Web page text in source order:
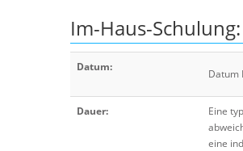
Im-Haus-
Datum:
Datum
Dauer: Eine
eine